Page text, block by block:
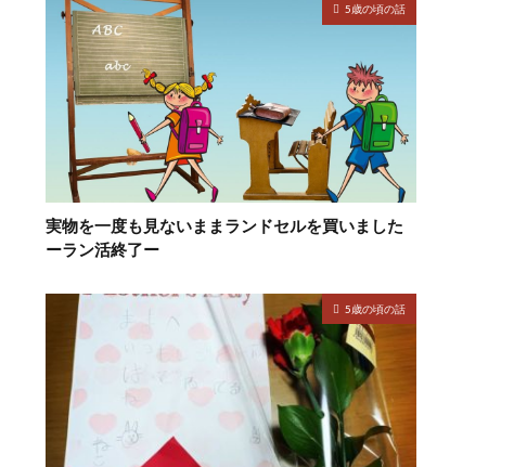
5歳の頃の話
実物を一度も見ないままランドセルを買いました
ーラン活終了ー
5歳の頃の話